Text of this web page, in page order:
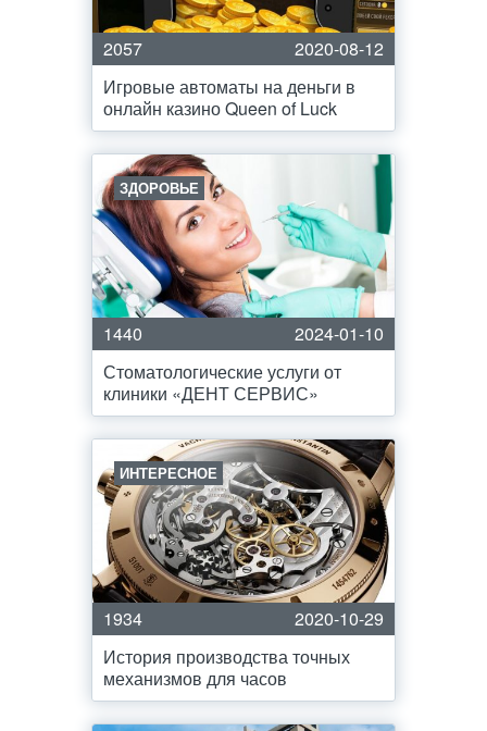
2057
2020-08-12
Игровые автоматы на деньги в
онлайн казино Queen of Luck
ЗДОРОВЬЕ
1440
2024-01-10
Стоматологические услуги от
клиники «ДЕНТ СЕРВИС»
ИНТЕРЕСНОЕ
1934
2020-10-29
История производства точных
механизмов для часов